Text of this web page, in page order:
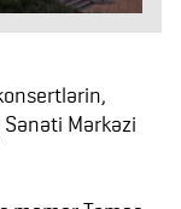
Mərkəzi